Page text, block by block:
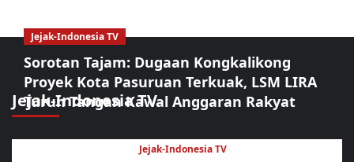
Jejak-Indonesia TV
Jejak-Indonesia TV
Sorotan Tajam: Dugaan Kongkalikong
Proyek Kota Pasuruan Terkuak, LSM LIRA
Turun Tangan Kawal Anggaran Rakyat
Jejak-Indonesia TV